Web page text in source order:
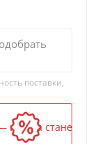
поставки,
и цена станет